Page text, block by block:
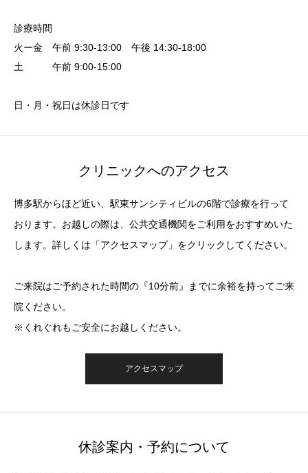
診療時間
火ー金 午前 9:30-13:00 午後 14:30-18:00
土 午前 9:00-15:00
日・月・祝日は休診日です
クリニックへのアクセス
博多駅からほど近い、駅東サンシティビルの6階で診療を行って
おります。お越しの際は、公共交通機関をご利用をおすすめいた
します。詳しくは「アクセスマップ」をクリックしてください。
ご来院はご予約された時間の『10分前』までに余裕を持ってご来
院ください。
※くれぐれもご安全にお越しください。
アクセスマップ
休診案内・予約について